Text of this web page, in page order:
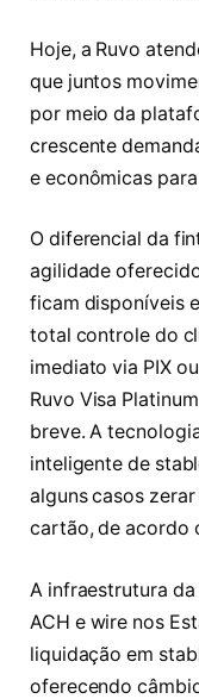
Hoje, a Ruvo
que juntos
por meio da
crescente
e econômicas
O diferencial da
agilidade
ficam disponíveis
total controle do
imediato via PIX
Ruvo Visa
breve. A
inteligente de
alguns casos
cartão, de acordo
A infraestrutura
ACH e wire nos
liquidação em
oferecendo